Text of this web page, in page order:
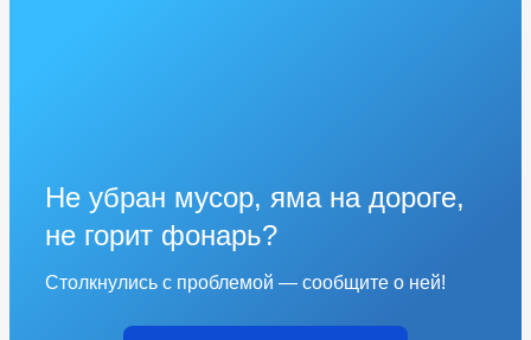
Не убран мусор, яма на дороге,
не горит фонарь?
Столкнулись с проблемой — сообщите о ней!